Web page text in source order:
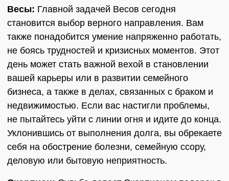
Весы: Главной задачей Весов сегодня
становится выбор верного направления. Вам
также понадобится умение напряженно работать,
не боясь трудностей и кризисных моментов. Этот
день может стать важной вехой в становлении
вашей карьеры или в развитии семейного
бизнеса, а также в делах, связанных с браком и
недвижимостью. Если вас настигли проблемы,
не пытайтесь уйти с линии огня и идите до конца.
Уклонившись от выполнения долга, вы обрекаете
себя на обострение болезни, семейную ссору,
деловую или бытовую неприятность.